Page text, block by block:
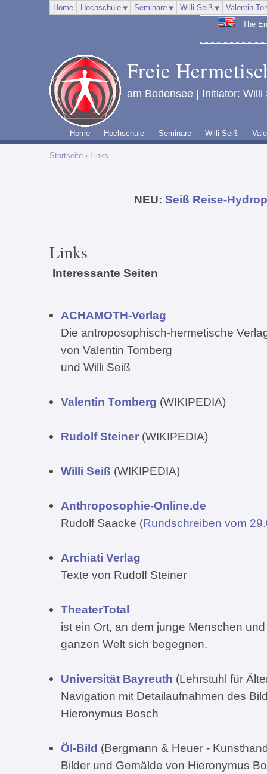
Home Hochschule Seminare Willi Seiß
Valentin
The
Freie
am Bodensee | Initiator: Willi
Home Hochschule Seminare Willi Seiß
Startseite› Links
NEU: Seiß Reise-
Links
Interessante Seiten
ACHAMOTH-Verlag
Die antroposophisch-hermetische
von Valentin Tomberg
und Willi Seiß
Valentin Tomberg (WIKIPEDIA)
Rudolf Steiner (WIKIPEDIA)
Willi Seiß (WIKIPEDIA)
Anthroposophie-Online.de
Rudolf Saacke (Rundschreiben vom
Archiati Verlag
Texte von Rudolf Steiner
TheaterTotal
ist ein Ort, an dem junge Menschen
ganzen Welt sich begegnen.
Universität Bayreuth (Lehrstuhl für
Navigation mit Detailaufnahmen des
Hieronymus Bosch
Öl-Bild (Bergmann & Heuer -
Bilder und Gemälde von Hieronymus